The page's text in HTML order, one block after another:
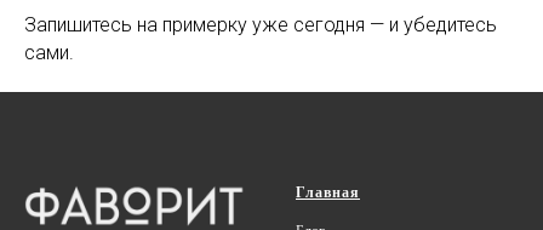
Запишитесь на примерку уже сегодня — и убедитесь
сами.
Главная